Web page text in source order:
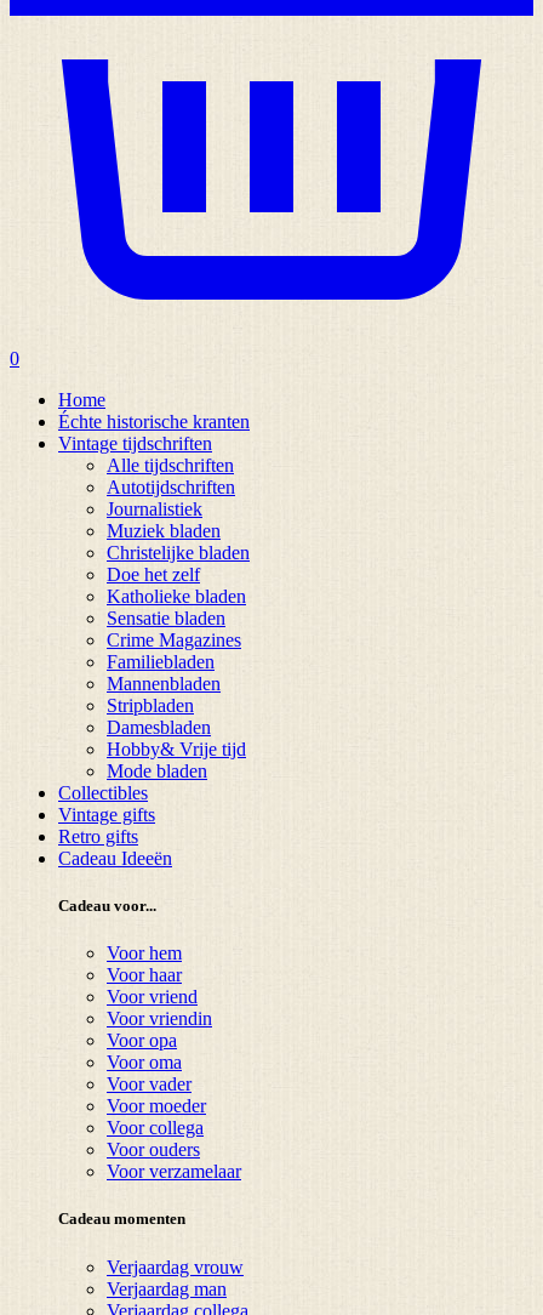
0
Home
Échte historische kranten
Vintage tijdschriften
Alle tijdschriften
Autotijdschriften
Journalistiek
Muziek bladen
Christelijke bladen
Doe het zelf
Katholieke bladen
Sensatie bladen
Crime Magazines
Familiebladen
Mannenbladen
Stripbladen
Damesbladen
Hobby& Vrije tijd
Mode bladen
Collectibles
Vintage gifts
Retro gifts
Cadeau Ideeën
Cadeau voor...
Voor hem
Voor haar
Voor vriend
Voor vriendin
Voor opa
Voor oma
Voor vader
Voor moeder
Voor collega
Voor ouders
Voor verzamelaar
Cadeau momenten
Verjaardag vrouw
Verjaardag man
Verjaardag collega